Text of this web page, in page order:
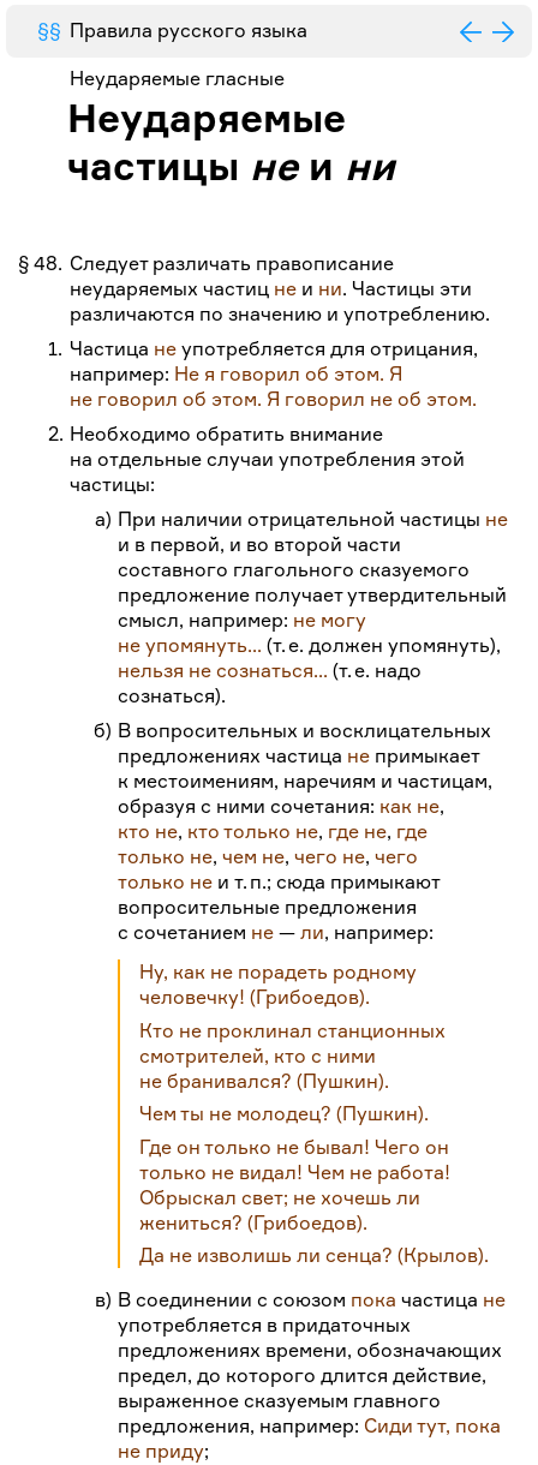
Неударяемые гласные
Неударяемые
частицы неи ни
§ 48. Следует различать правописание
неударяемых частиц не и ни. Частицы эти
различаются по значению и употреблению.
1. Частица не употребляется для отрицания,
например: Не я говорил об этом. Я
не говорил об этом. Я говорил не об этом.
2. Необходимо обратить внимание
на отдельные случаи употребления этой
частицы:
а) При наличии отрицательной частицы не
и в первой, и во второй части
составного глагольного сказуемого
предложение получает утвердительный
смысл, например: не могу
не упомянуть... (т.е. должен упомянуть),
нельзя не сознаться... (т.е. надо
сознаться).
б) В вопросительных и восклицательных
предложениях частица не примыкает
к местоимениям, наречиям и частицам,
образуя с ними сочетания: как не,
кто не, кто только не, где не, где
только не,чем не,чего не,чего
только не и т. п.; сюда примыкают
вопросительные предложения
с сочетанием не —ли, например:
Ну, как не порадеть родному
человечку! (Грибоедов).
Кто не проклинал станционных
смотрителей, кто с ними
не бранивался?(Пушкин).
Чем ты не молодец? (Пушкин).
Где он только не бывал! Чего он
только не видал! Чем не работа!
Обрыскал свет; не хочешь ли
жениться?(Грибоедов).
Да не изволишь ли сенца? (Крылов).
в) В соединении с союзом пока частица не
употребляется в придаточных
предложениях времени, обозначающих
предел, до которого длится действие,
выраженное сказуемым главного
предложения, например: Сиди тут, пока
не приду;